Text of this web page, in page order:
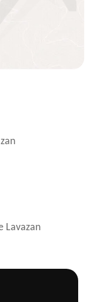
Lavazan